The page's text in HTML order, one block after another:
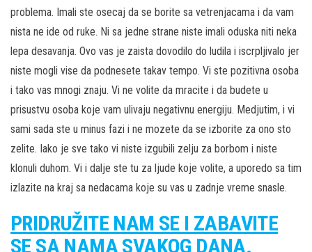
problema. Imali ste osecaj da se borite sa vetrenjacama i da vam
nista ne ide od ruke. Ni sa jedne strane niste imali oduska niti neka
lepa desavanja. Ovo vas je zaista dovodilo do ludila i iscrpljivalo jer
niste mogli vise da podnesete takav tempo. Vi ste pozitivna osoba
i tako vas mnogi znaju. Vi ne volite da mracite i da budete u
prisustvu osoba koje vam ulivaju negativnu energiju. Medjutim, i vi
sami sada ste u minus fazi i ne mozete da se izborite za ono sto
zelite. Iako je sve tako vi niste izgubili zelju za borbom i niste
klonuli duhom. Vi i dalje ste tu za ljude koje volite, a uporedo sa tim
izlazite na kraj sa nedacama koje su vas u zadnje vreme snasle.
PRIDRUŽITE NAM SE I ZABAVITE
SE SA NAMA SVAKOG DANA.